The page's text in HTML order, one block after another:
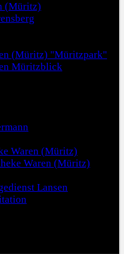
(Müritz)
(Müritz) "Müritzpark"
Müritzblick
Waren (Müritz)
Waren (Müritz)
Lansen